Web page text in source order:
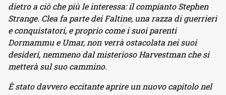
dietro a ciò che più le interessa: il compianto Stephen
Strange. Clea fa parte dei Faltine, una razza di guerrieri
e conquistatori, e proprio come i suoi parenti
Dormammu e Umar, non verrà ostacolata nei suoi
desideri, nemmeno dal misterioso Harvestman che si
metterà sul suo cammino.
È stato davvero eccitante aprire un nuovo capitolo nel